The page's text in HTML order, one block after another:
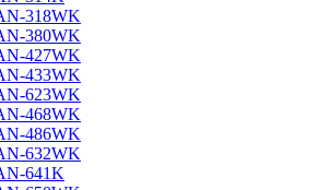
318WK
380WK
427WK
433WK
623WK
468WK
486WK
632WK
641K